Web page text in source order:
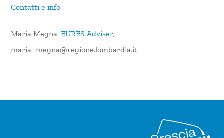
Contatti e info
Maria Megna,EURES Adviser,
maria_megna@regione.lombardia.it